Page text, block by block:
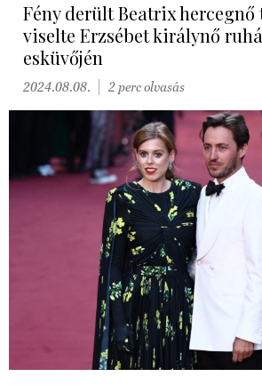
Fény derült Beatrix
viselte Erzsébet királynő
esküvőjén
2024.08.08. 2 perc olvasás